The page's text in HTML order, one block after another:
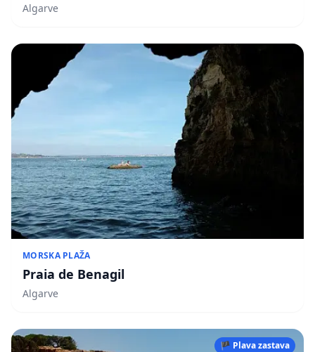
Algarve
MORSKA PLAŽA
Praia de Benagil
Algarve
🏴 Plava zastava